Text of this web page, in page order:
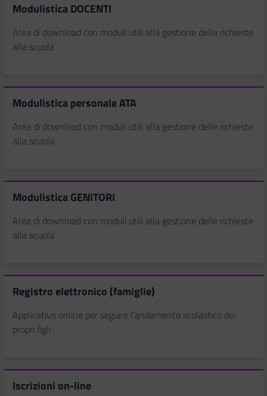
Modulistica DOCENTI
Area di download con moduli utili alla gestione delle richieste
alla scuola
Modulistica personale ATA
Area di download con moduli utili alla gestione delle richieste
alla scuola
Modulistica GENITORI
Area di download con moduli utili alla gestione delle richieste
alla scuola
Registro elettronico (famiglie)
Applicativo online per seguire l'andamento scolastico dei
propri figli
Iscrizioni on-line